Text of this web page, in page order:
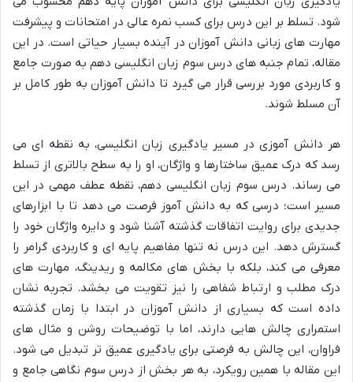
شود. تسلط بر این درس برای کسب نمره عالی در امتحانات و پیشرفت
مهارت های زبانی دانش آموزان در آینده بسیار حیاتی است. در این
مقاله، تمام جنبه های درس سوم زبان انگلیسی دهم به صورت جامع
و کاربردی مورد بررسی قرار می گیرد تا دانش آموزان به طور کامل بر
آن مسلط شوند.
هر دانش آموزی در مسیر یادگیری زبان انگلیسی، به نقطه ای می
رسد که درک عمیق ساختارها و واژگان، او را به سطح بالاتری از تسلط
می رساند. درس سوم زبان انگلیسی دهم، نقطه عطف مهمی در این
مسیر است؛ درسی که به دانش آموز فرصت می دهد تا با ابزارهای
جدیدی برای روایت اتفاقات گذشته آشنا شود و دایره واژگان خود را
گسترش دهد. این درس نه تنها مفاهیم پایه ای و کاربردی گرامر را
معرفی می کند، بلکه با بخش های مکالمه و ریدینگ، مهارت های
درک مطلب و ارتباط شفاهی را نیز تقویت می بخشد. تجربه نشان
داده است که بسیاری از دانش آموزان در ابتدا با زمان گذشته
استمراری چالش هایی دارند، اما با توضیحات روشن و مثال های
فراوان، این چالش به فرصتی برای یادگیری عمیق تر تبدیل می شود.
این مقاله با همین رویکرد، به هر بخش از درس سوم نگاهی جامع و